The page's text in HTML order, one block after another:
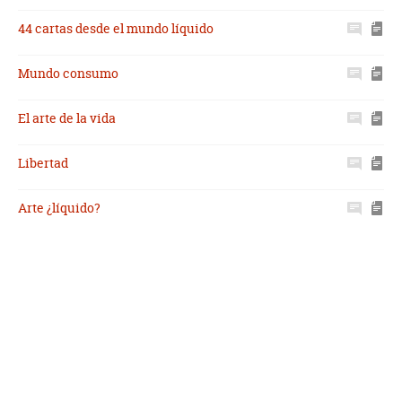
44 cartas desde el mundo líquido
Mundo consumo
El arte de la vida
Libertad
Arte ¿líquido?